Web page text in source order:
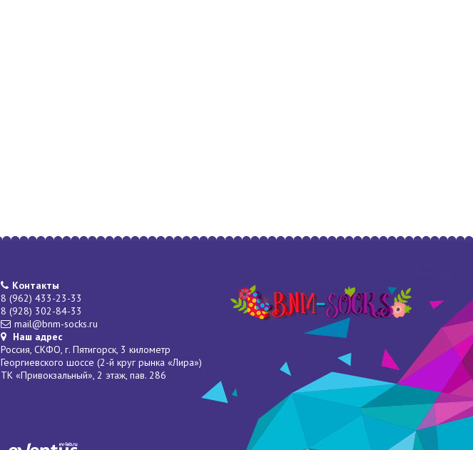
Контакты
8 (962) 433-23-33
8 (928) 302-84-33
mail@bnm-socks.ru
Наш адрес
Россия, СКФО, г. Пятигорск, 3 километр
Георгиевского шоссе (2-й круг рынка «Лира»)
ТК «Привокзальный», 2 этаж, пав. 286